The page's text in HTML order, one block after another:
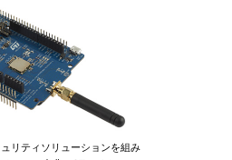
リティソリューションを組み